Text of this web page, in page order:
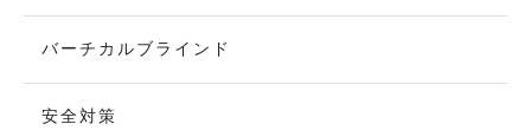
バーチカルブラインド
安全対策